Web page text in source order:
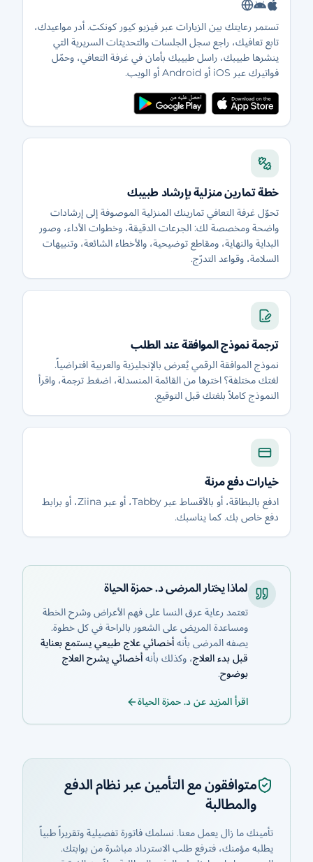
تستمر رعايتك بين الزيارات عبر فيزيو كيور كونكت. أدر مواعيدك،
تابع تعافيك، راجع سجل الجلسات والتحديثات السريرية التي
ينشرها طبيبك، راسل طبيبك بأمان في غرفة التعافي، وحمّل
فواتيرك عبر iOS أو Android أو الويب.
خطة تمارين منزلية بإرشاد طبيبك
تحوّل غرفة التعافي تمارينك المنزلية الموصوفة إلى إرشادات
واضحة ومخصصة لك: الجرعات الدقيقة، وخطوات الأداء، وصور
البداية والنهاية، ومقاطع توضيحية، والأخطاء الشائعة، وتنبيهات
السلامة، وقواعد التدرّج.
ترجمة نموذج الموافقة عند الطلب
نموذج الموافقة الرقمي يُعرض بالإنجليزية والعربية افتراضياً.
لغتك مختلفة؟ اخترها من القائمة المنسدلة، اضغط ترجمة، واقرأ
النموذج كاملاً بلغتك قبل التوقيع.
خيارات دفع مرنة
ادفع بالبطاقة، أو بالأقساط عبر Tabby، أو عبر Ziina، أو برابط
دفع خاص بك. كما يناسبك.
لماذا يختار المرضى د. حمزة الحياة
تعتمد رعاية عرق النسا على فهم الأعراض وشرح الخطة
ومساعدة المريض على الشعور بالراحة في كل خطوة.
يصفه المرضى بأنهأخصائي علاج طبيعي يستمع بعناية
قبل بدء العلاج، وكذلك بأنهأخصائي يشرح العلاج
بوضوح.
اقرأ المزيد عن د. حمزة الحياة
متوافقون مع التأمين عبر نظام الدفع
والمطالبة
تأمينك ما زال يعمل معنا. نسلمك فاتورة تفصيلية وتقريراً طبياً
يطلبه مؤمنك، فترفع طلب الاسترداد مباشرة من بوابتك.